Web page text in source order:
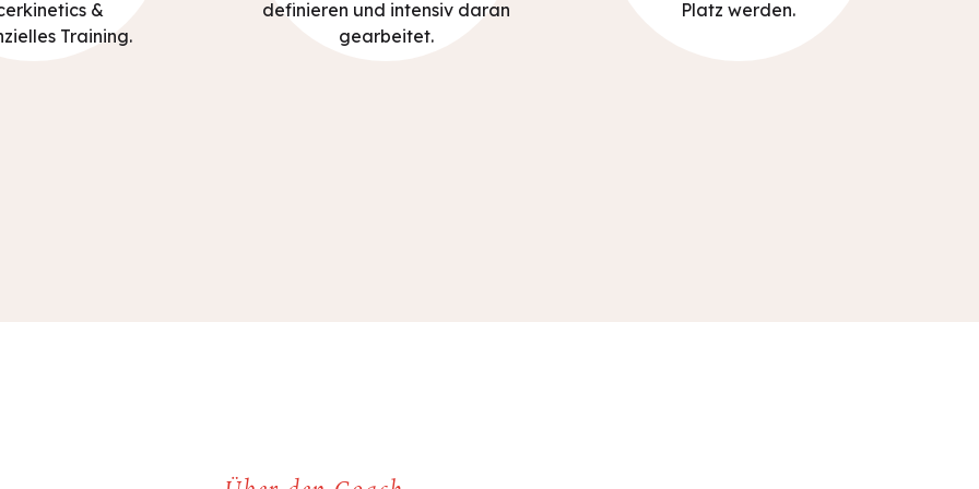
&
Training.
definieren und intensiv daran
gearbeitet.
Platz werden.